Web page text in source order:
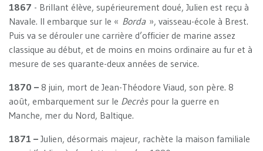
1867 - Brillant élève, supérieurement doué, Julien est reçu à
Navale. Il embarque sur le « Borda », vaisseau-école à Brest.
Puis va se dérouler une carrière d’officier de marine assez
classique au début, et de moins en moins ordinaire au fur et à
mesure de ses quarante-deux années de service.
1870 – 8 juin, mort de Jean-Théodore Viaud, son père. 8
août, embarquement sur le Decrèspour la guerre en
Manche, mer du Nord, Baltique.
1871 – Julien, désormais majeur, rachète la maison familiale